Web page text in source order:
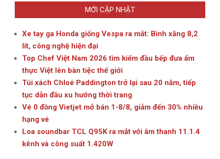
MỚI CẬP NHẬT
Xe tay ga Honda giống Vespa ra mắt: Bình xăng 8,2
lít, công nghệ hiện đại
Top Chef Việt Nam 2026 tìm kiếm đầu bếp đưa ẩm
thực Việt lên bàn tiệc thế giới
Túi xách Chloé Paddington trở lại sau 20 năm, tiếp
tục dẫn đầu xu hướng thời trang
Vé 0 đồng Vietjet mở bán 1-8/8, giảm đến 30% nhiều
hạng vé
Loa soundbar TCL Q95K ra mắt với âm thanh 11.1.4
kênh và công suất 1.420W